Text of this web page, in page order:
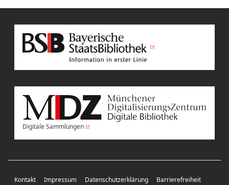
Digitale Sammlungen
Kontakt Impressum Datenschutzerklärung Barrierefreiheit